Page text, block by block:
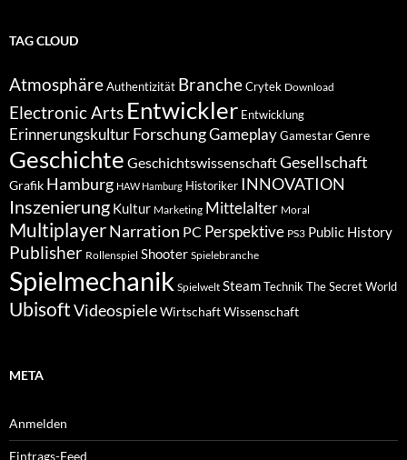
TAG CLOUD
Atmosphäre Authentizität Branche Crytek Download
Electronic Arts Entwickler Entwicklung
Erinnerungskultur ForschungGameplay Gamestar Genre
Geschichte GeschichtswissenschaftGesellschaft
Grafik Hamburg HAW Hamburg Historiker INNOVATION
Inszenierung Kultur Marketing Mittelalter Moral
MultiplayerNarration PC Perspektive PS3 Public History
Publisher Rollenspiel Shooter Spielebranche
Spielmechanik Spielwelt Steam Technik The Secret World
UbisoftVideospieleWirtschaftWissenschaft
META
Anmelden
Eintrags-Feed